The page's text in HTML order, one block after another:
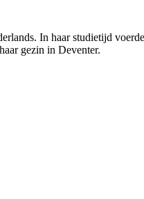
In haar studietijd
gezin in Deventer.